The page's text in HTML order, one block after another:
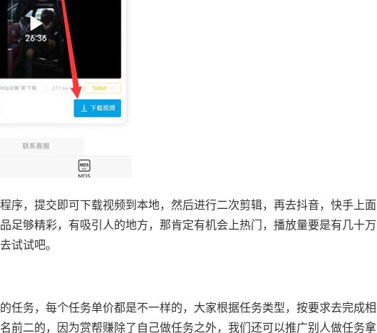
序，提交即可下载视频到本地，然后进行二次剪辑，再去抖音，快手上面
足够精彩，有吸引人的地方，那肯定有机会上热门，播放量要是有几十万
试试吧。
任务，每个任务单价都是不一样的，大家根据任务类型，按要求去完成相
前二的，因为赏帮赚除了自己做任务之外，我们还可以推广别人做任务拿